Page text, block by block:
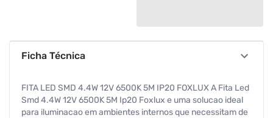
Ficha Técnica
FITA LED SMD 4.4W 12V 6500K 5M IP20 FOXLUX A Fita Led
Smd 4.4W 12V 6500K 5M Ip20 Foxlux e uma solucao ideal
para iluminacao em ambientes internos que necessitam de